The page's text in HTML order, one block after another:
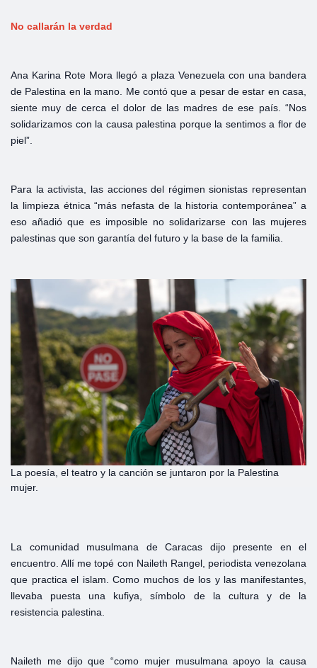
No callarán la verdad
Ana Karina Rote Mora llegó a plaza Venezuela con una bandera
de Palestina en la mano. Me contó que a pesar de estar en casa,
siente muy de cerca el dolor de las madres de ese país. “Nos
solidarizamos con la causa palestina porque la sentimos a flor de
piel”.
Para la activista, las acciones del régimen sionistas representan
la limpieza étnica “más nefasta de la historia contemporánea” a
eso añadió que es imposible no solidarizarse con las mujeres
palestinas que son garantía del futuro y la base de la familia.
La poesía, el teatro y la canción se juntaron por la Palestina
mujer.
La comunidad musulmana de Caracas dijo presente en el
encuentro. Allí me topé con Naileth Rangel, periodista venezolana
que practica el islam. Como muchos de los y las manifestantes,
llevaba puesta una kufiya, símbolo de la cultura y de la
resistencia palestina.
Naileth me dijo que “como mujer musulmana apoyo la causa